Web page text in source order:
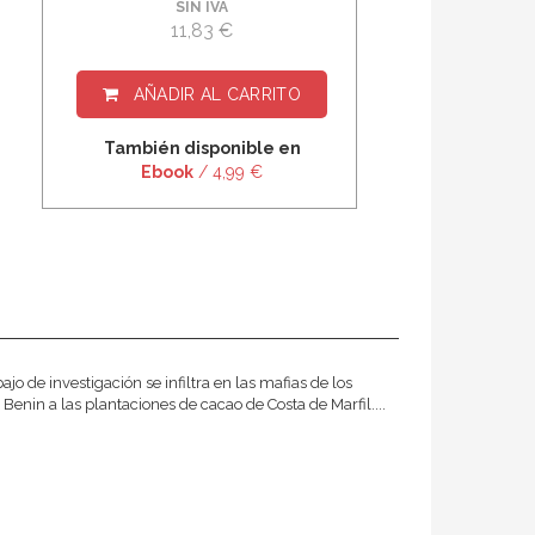
SIN IVA
11,83 €
AÑADIR AL CARRITO
También disponible en
Ebook / 4,99 €
de investigación se infiltra en las mafias de los
a las plantaciones de cacao de Costa de Marfil....